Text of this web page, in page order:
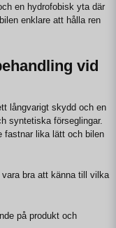
en hydrofobisk yta där
enklare att hålla ren
vid
långvarigt skydd och en
syntetiska förseglingar.
fastnar lika lätt och bilen
bra att känna till vilka
på produkt och